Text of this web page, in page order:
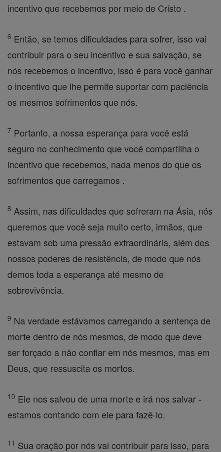
incentivo que recebemos por meio de Cristo .
6 Então, se temos dificuldades para sofrer, isso vai
contribuir para o seu incentivo e sua salvação, se
nós recebemos o incentivo, isso é para você ganhar
o incentivo que lhe permite suportar com paciência
os mesmos sofrimentos que nós.
7 Portanto, a nossa esperança para você está
seguro no conhecimento que você compartilha o
incentivo que recebemos, nada menos do que os
sofrimentos que carregamos .
8 Assim, nas dificuldades que sofreram na Ásia, nós
queremos que você seja muito certo, irmãos, que
estavam sob uma pressão extraordinária, além dos
nossos poderes de resistência, de modo que nós
demos toda a esperança até mesmo de
sobrevivência.
9 Na verdade estávamos carregando a sentença de
morte dentro de nós mesmos, de modo que deve
ser forçado a não confiar em nós mesmos, mas em
Deus, que ressuscita os mortos.
10 Ele nos salvou de uma morte e irá nos salvar -
estamos contando com ele para fazê-lo.
11 Sua oração por nós vai contribuir para isso, para